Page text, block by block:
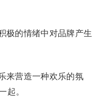
极的情绪中对品牌产生
来营造一种欢乐的氛
起。